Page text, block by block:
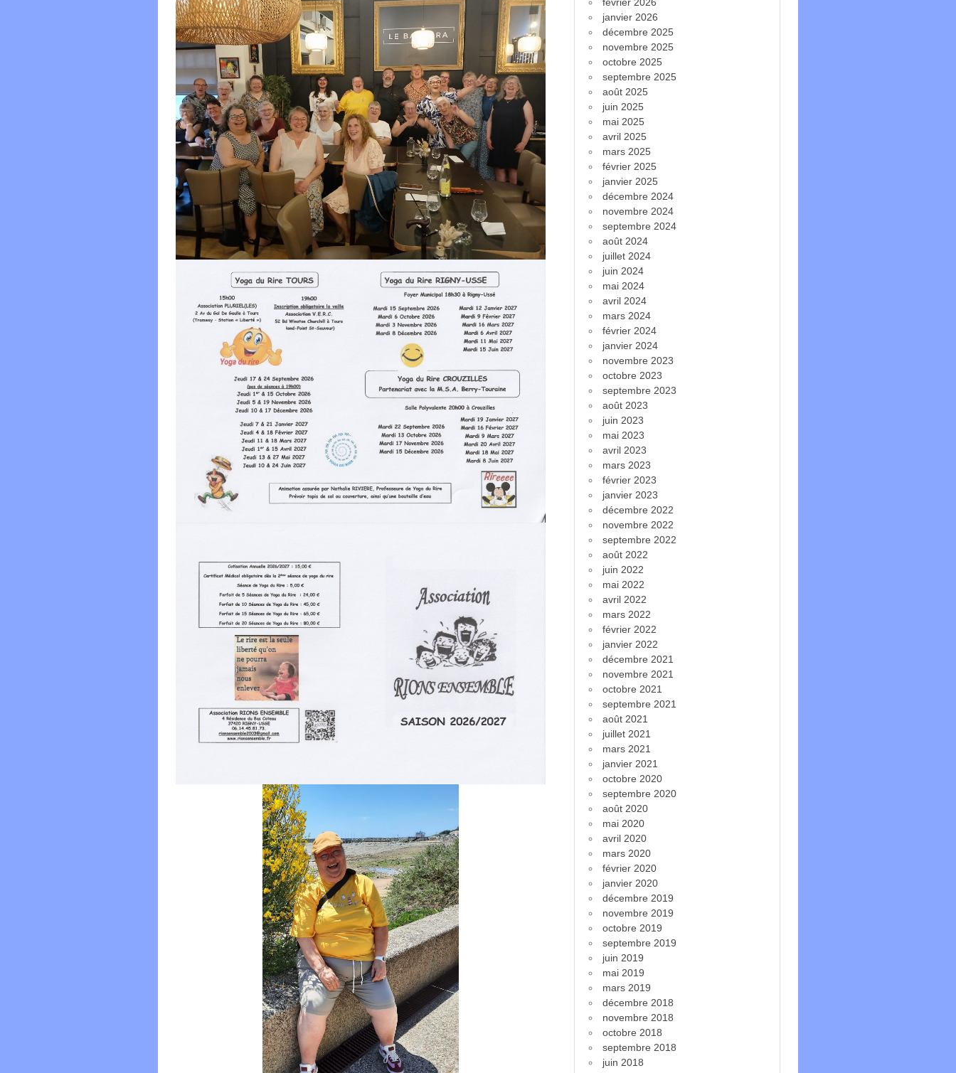
janvier 2026
décembre 2025
novembre 2025
octobre 2025
septembre 2025
août 2025
juin 2025
mai 2025
avril 2025
mars 2025
février 2025
janvier 2025
décembre 2024
novembre 2024
septembre 2024
août 2024
juillet 2024
juin 2024
mai 2024
avril 2024
mars 2024
février 2024
janvier 2024
novembre 2023
octobre 2023
septembre 2023
août 2023
juin 2023
mai 2023
avril 2023
mars 2023
février 2023
janvier 2023
décembre 2022
novembre 2022
septembre 2022
août 2022
juin 2022
mai 2022
avril 2022
mars 2022
février 2022
janvier 2022
décembre 2021
novembre 2021
octobre 2021
septembre 2021
août 2021
juillet 2021
mars 2021
janvier 2021
octobre 2020
septembre 2020
août 2020
mai 2020
avril 2020
mars 2020
février 2020
janvier 2020
décembre 2019
novembre 2019
octobre 2019
septembre 2019
juin 2019
mai 2019
mars 2019
décembre 2018
novembre 2018
octobre 2018
septembre 2018
juin 2018